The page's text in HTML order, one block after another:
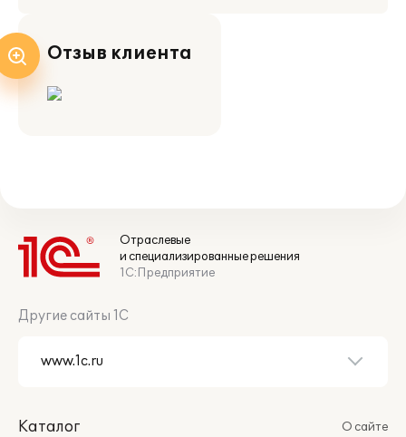
Отзыв клиента
Отраслевые
и специализированные решения
1С:Предприятие
Другие сайты 1С
Каталог
О сайте